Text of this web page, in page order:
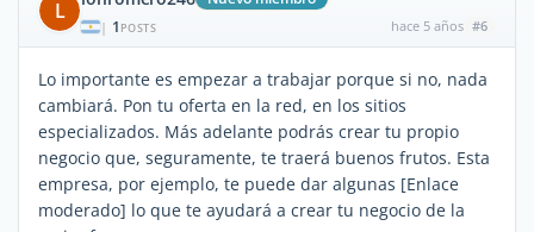
L
| 1 POSTS hace 5 años #6
Lo importante es empezar a trabajar porque si no, nada
cambiará. Pon tu oferta en la red, en los sitios
especializados. Más adelante podrás crear tu propio
negocio que, seguramente, te traerá buenos frutos. Esta
empresa, por ejemplo, te puede dar algunas [Enlace
moderado] lo que te ayudará a crear tu negocio de la